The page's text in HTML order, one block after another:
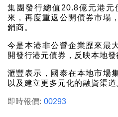
集團發行總值20.8億元港元
來，再度重返公開債券市場
銷商。
今是本港非公營企業歷來最
開發行港元債券，反映本地發
滙豐表示，國泰在本地市場
以及建立更多元化的融資渠道
即時報價: 00293